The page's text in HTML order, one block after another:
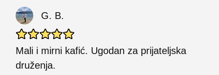
G. B.
Mali i mirni kafić. Ugodan za prijateljska
druženja.